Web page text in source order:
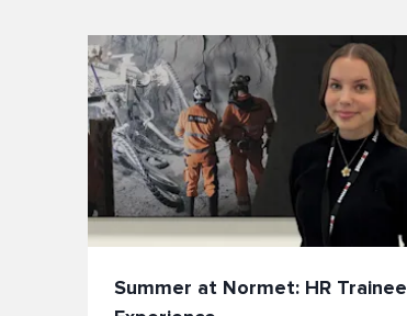
Summer at Normet: HR Trainee